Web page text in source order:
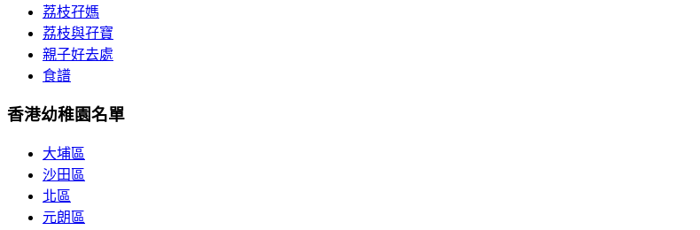
荔枝孖媽
荔枝與孖寶
親子好去處
食譜
香港幼稚園名單
大埔區
沙田區
北區
元朗區